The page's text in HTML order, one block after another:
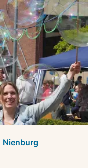
Nienburg